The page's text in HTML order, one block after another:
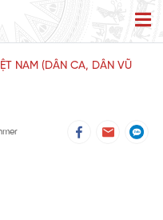
NAM (DÂN CA, DÂN VŨ